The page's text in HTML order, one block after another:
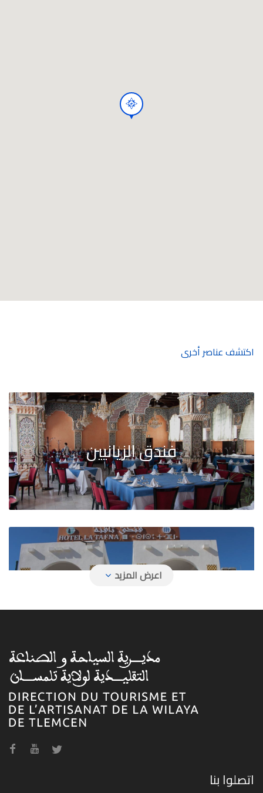
اكتشف عناصر أخرى
فندق الزيانيين
فندق تافنة
فندق حمام بوغرارة
اتصلوا بنا